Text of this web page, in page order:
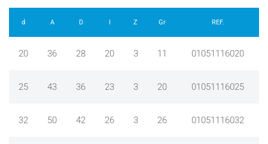
d A D I Z Gr REF.
20 36 28 20 3 11 01051116020
25 43 36 23 3 20 01051116025
32 50 42 26 3 26 01051116032